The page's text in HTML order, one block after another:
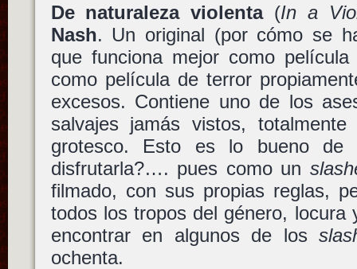
De naturaleza violenta(In a
Nash. Un original (por cómo se
que funciona mejor como
como película de terror
excesos. Contiene uno de los
salvajes jamás vistos,
grotesco. Esto es lo bueno
disfrutarla?…. pues como un
filmado, con sus propias reglas,
todos los tropos del género, locura
encontrar en algunos de los
ochenta.